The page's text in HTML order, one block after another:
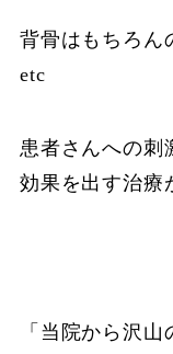
背骨はもちろん
etc
患者さんへの刺
効果を出す治療
「当院から沢